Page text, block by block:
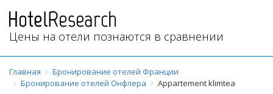
Цены на отели познаются в сравнении
Главная
Бронирование отелей Франции
Бронирование отелей Онфлера
Appartement klimtea